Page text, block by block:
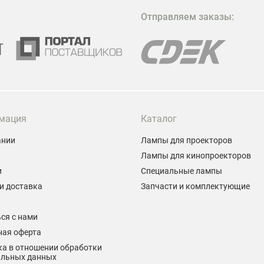
Отправляем заказы:
доставка
с нами
оферта
в отношении обработки
данных
Каталог
Лампы для проекторов
Лампы для кинопроекторов
Специальные лампы
Запчасти и комплектующие